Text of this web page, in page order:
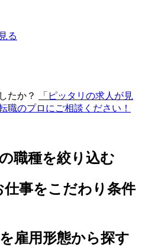
たか？
「ピッタリの求人が見
職のプロにご相談ください！
職種を絞り込む
事をこだわり条件
雇用形態から探す